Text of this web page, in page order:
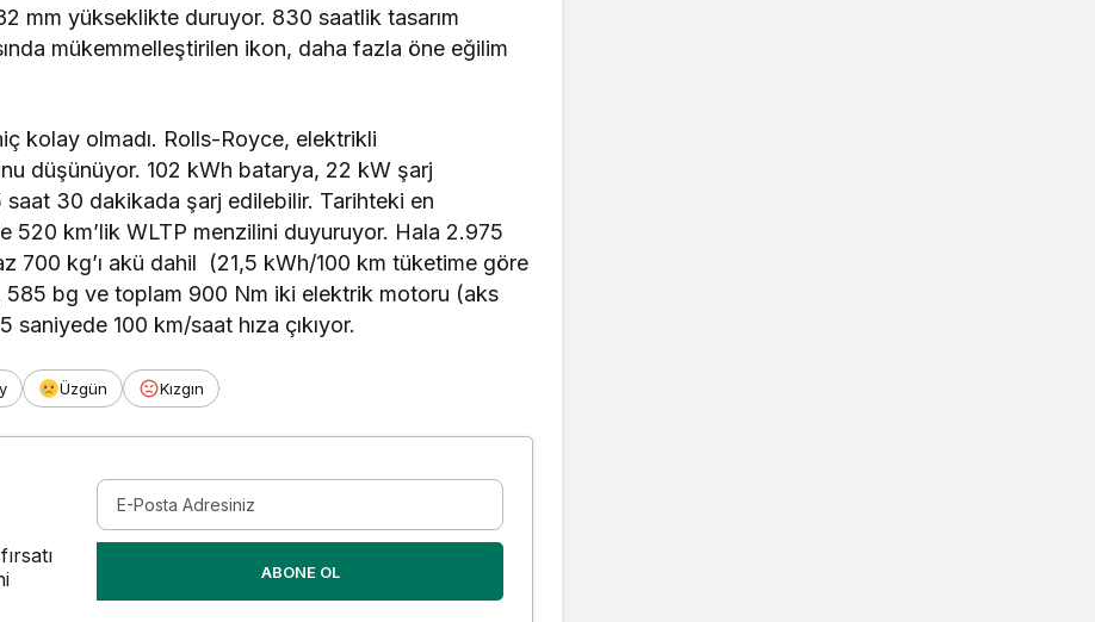
mm yükseklikte duruyor. 830 saatlik tasarım
mükemmelleştirilen ikon, daha fazla öne eğilim
kolay olmadı. Rolls-Royce, elektrikli
düşünüyor. 102 kWh batarya, 22 kW şarj
saat 30 dakikada şarj edilebilir. Tarihteki en
520 km’lik WLTP menzilini duyuruyor. Hala 2.975
700 kg’ı akü dahil (21,5 kWh/100 km tüketime göre
585 bg ve toplam 900 Nm iki elektrik motoru (aks
100 km/saat hıza çıkıyor.
Üzgün Kızgın
ABONE OL